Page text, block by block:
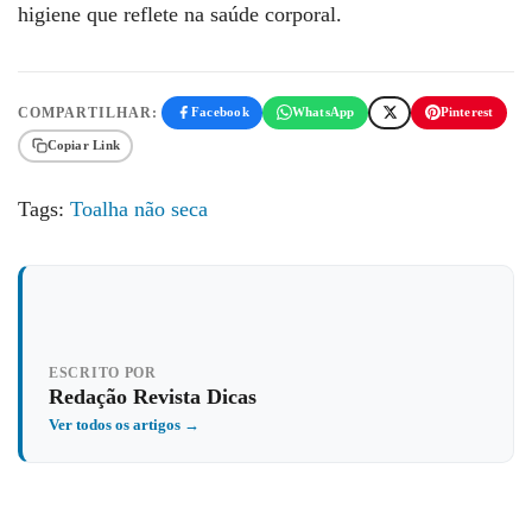
higiene que reflete na saúde corporal.
COMPARTILHAR: Facebook WhatsApp Pinterest
Copiar Link
Tags: Toalha não seca
ESCRITO POR
Redação Revista Dicas
Ver todos os artigos →